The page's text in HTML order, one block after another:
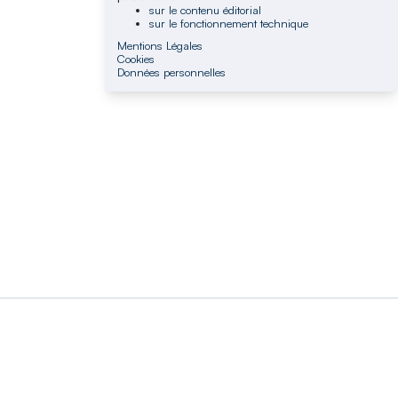
sur le contenu éditorial
sur le fonctionnement technique
Mentions Légales
Cookies
Données personnelles